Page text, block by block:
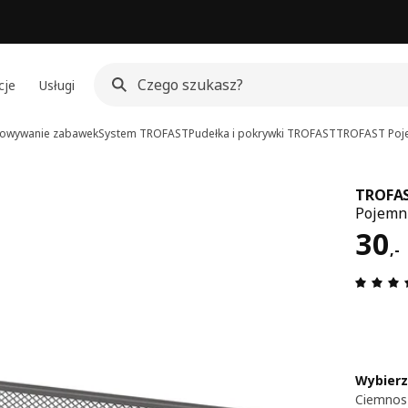
Usługi
zabawekSystem TROFASTPudełka i pokrywki TROFASTTROFAST
30,-